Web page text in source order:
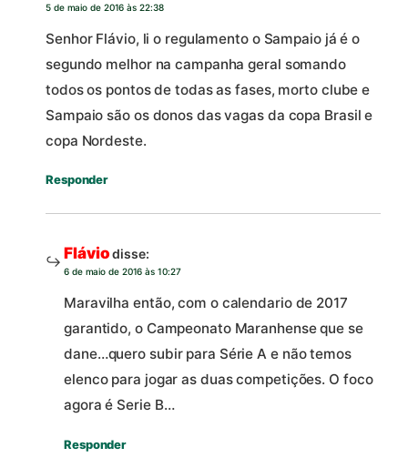
5 de maio de 2016 às 22:38
Senhor Flávio, li o regulamento o Sampaio já é o
segundo melhor na campanha geral somando
todos os pontos de todas as fases, morto clube e
Sampaio são os donos das vagas da copa Brasil e
copa Nordeste.
Responder
Fláviodisse:
6 de maio de 2016 às 10:27
Maravilha então, com o calendario de 2017
garantido, o Campeonato Maranhense que se
dane…quero subir para Série A e não temos
elenco para jogar as duas competições. O foco
agora é Serie B…
Responder